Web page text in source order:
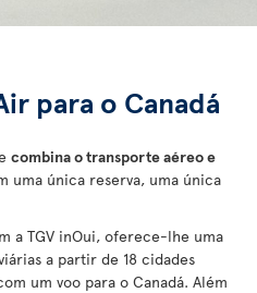
para o Canadá
combina o transporte aéreo e
uma única reserva, uma única
a TGV inOui, oferece-lhe uma
a partir de 18 cidades
um voo para o Canadá. Além